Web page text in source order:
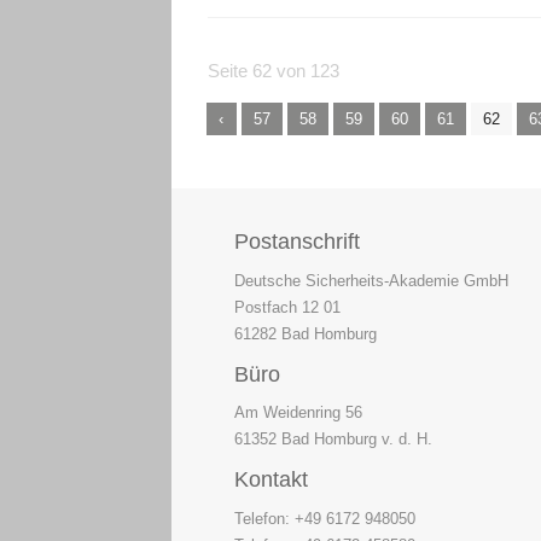
Seite 62 von 123
57 58 59 60 61 62
Postanschrift
Deutsche Sicherheits-Akademie GmbH
Postfach 12 01
61282 Bad Homburg
Büro
Am Weidenring 56
61352 Bad Homburg v. d. H.
Kontakt
Telefon: +49 6172 948050